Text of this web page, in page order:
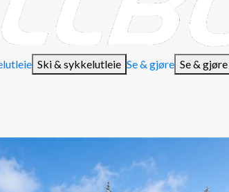
Ski & sykkelutleie Se & gjøre Se & gjøre